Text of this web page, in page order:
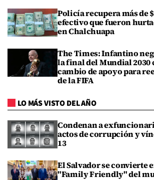
Policía recupera más de
efectivo que fueron
en Chalchuapa
The Times: Infantino
la final del Mundial 2030
cambio de apoyo para
de la FIFA
LO MÁS VISTO DEL AÑO
Condenan a
actos de corrupción y
13
El Salvador se convierte
"Family Friendly" del